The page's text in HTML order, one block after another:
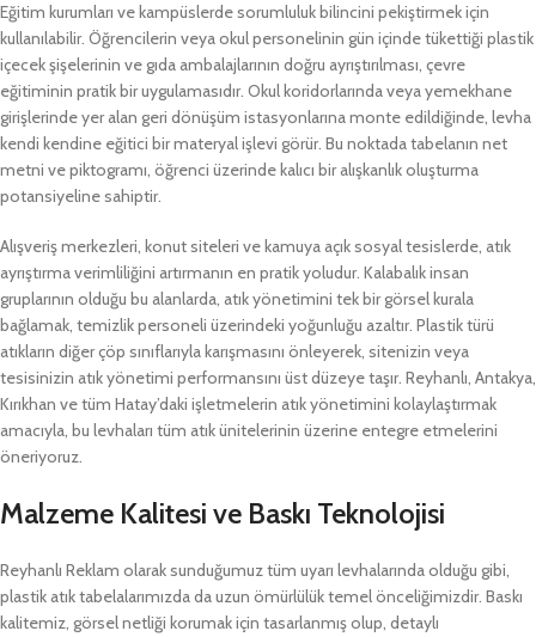
Eğitim kurumları ve kampüslerde sorumluluk bilincini pekiştirmek için
kullanılabilir. Öğrencilerin veya okul personelinin gün içinde tükettiği plastik
içecek şişelerinin ve gıda ambalajlarının doğru ayrıştırılması, çevre
eğitiminin pratik bir uygulamasıdır. Okul koridorlarında veya yemekhane
girişlerinde yer alan geri dönüşüm istasyonlarına monte edildiğinde, levha
kendi kendine eğitici bir materyal işlevi görür. Bu noktada tabelanın net
metni ve piktogramı, öğrenci üzerinde kalıcı bir alışkanlık oluşturma
potansiyeline sahiptir.
Alışveriş merkezleri, konut siteleri ve kamuya açık sosyal tesislerde, atık
ayrıştırma verimliliğini artırmanın en pratik yoludur. Kalabalık insan
gruplarının olduğu bu alanlarda, atık yönetimini tek bir görsel kurala
bağlamak, temizlik personeli üzerindeki yoğunluğu azaltır. Plastik türü
atıkların diğer çöp sınıflarıyla karışmasını önleyerek, sitenizin veya
tesisinizin atık yönetimi performansını üst düzeye taşır. Reyhanlı, Antakya,
Kırıkhan ve tüm Hatay’daki işletmelerin atık yönetimini kolaylaştırmak
amacıyla, bu levhaları tüm atık ünitelerinin üzerine entegre etmelerini
öneriyoruz.
Malzeme Kalitesi ve Baskı Teknolojisi
Reyhanlı Reklam olarak sunduğumuz tüm uyarı levhalarında olduğu gibi,
plastik atık tabelalarımızda da uzun ömürlülük temel önceliğimizdir. Baskı
kalitemiz, görsel netliği korumak için tasarlanmış olup, detaylı